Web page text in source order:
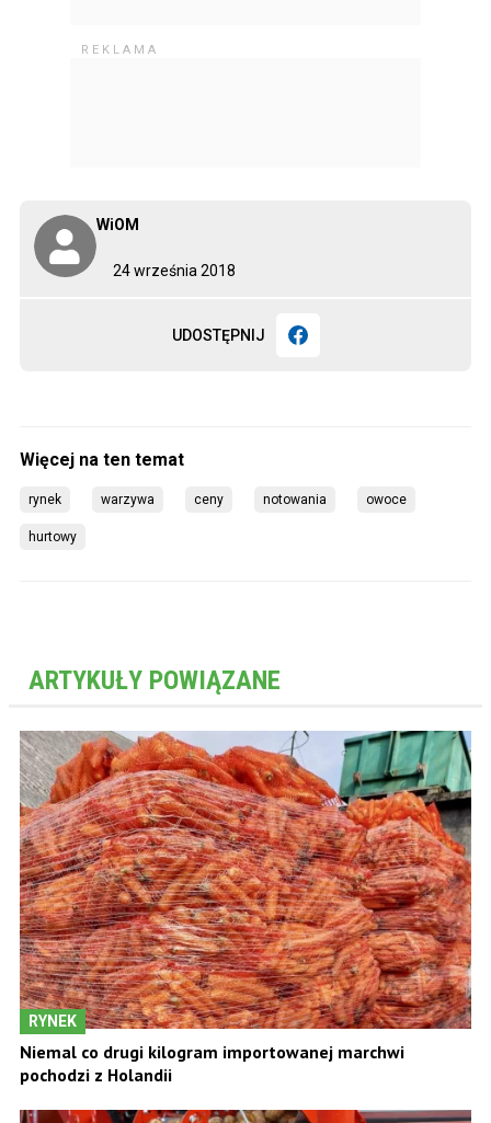
24 września 2018
WiOM
UDOSTĘPNIJ
rynek warzywa ceny notowania owoce
hurtowy
ARTYKUŁY POWIĄZANE
RYNEK
Niemal co drugi kilogram importowanej marchwi
pochodzi z Holandii